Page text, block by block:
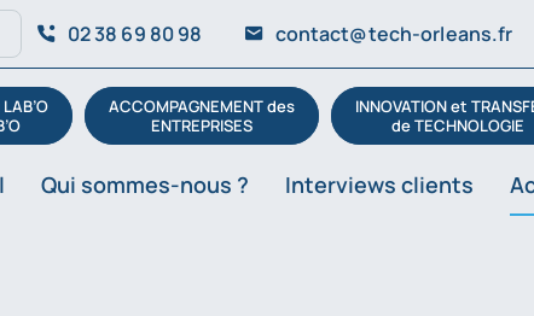
02 38 69 80 98 contact@tech-orleans.fr
ACCOMPAGNEMENT des
ENTREPRISES
INNOVATION et
de TECHNOLOGIE
Qui sommes-nous ? Interviews clients